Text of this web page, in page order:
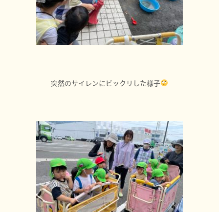
突然のサイレンにビックリした様子